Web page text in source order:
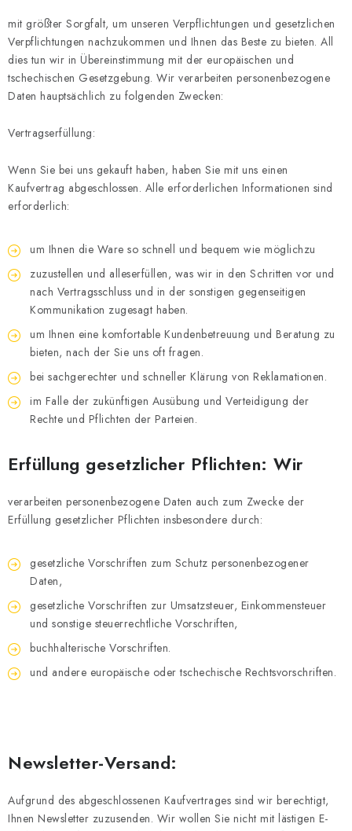
mit größter Sorgfalt, um unseren Verpflichtungen und gesetzlichen
Verpflichtungen nachzukommen und Ihnen das Beste zu bieten. All
dies tun wir in Übereinstimmung mit der europäischen und
tschechischen Gesetzgebung. Wir verarbeiten personenbezogene
Daten hauptsächlich zu folgenden Zwecken:
Vertragserfüllung:
Wenn Sie bei uns gekauft haben, haben Sie mit uns einen
Kaufvertrag abgeschlossen. Alle erforderlichen Informationen sind
erforderlich:
um Ihnen die Ware so schnell und bequem wie möglichzu
zuzustellen und alleserfüllen, was wir in den Schritten vor und
nach Vertragsschluss und in der sonstigen gegenseitigen
Kommunikation zugesagt haben.
um Ihnen eine komfortable Kundenbetreuung und Beratung zu
bieten, nach der Sie uns oft fragen.
bei sachgerechter und schneller Klärung von Reklamationen.
im Falle der zukünftigen Ausübung und Verteidigung der
Rechte und Pflichten der Parteien.
Erfüllung gesetzlicher Pflichten: Wir
verarbeiten personenbezogene Daten auch zum Zwecke der
Erfüllung gesetzlicher Pflichten insbesondere durch:
gesetzliche Vorschriften zum Schutz personenbezogener
Daten,
gesetzliche Vorschriften zur Umsatzsteuer, Einkommensteuer
und sonstige steuerrechtliche Vorschriften,
buchhalterische Vorschriften.
und andere europäische oder tschechische Rechtsvorschriften.
Newsletter-Versand:
Aufgrund des abgeschlossenen Kaufvertrages sind wir berechtigt,
Ihnen Newsletter zuzusenden. Wir wollen Sie nicht mit lästigen E-